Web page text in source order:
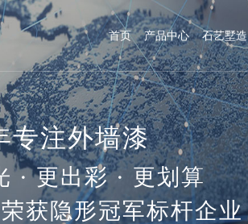
首页 产品中心 石艺墅造
专注外墙漆
· 更出彩 · 更划算
获隐形冠军标杆企业